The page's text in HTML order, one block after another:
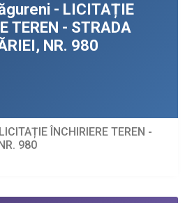
ÎNCHIRIERE TEREN -
980